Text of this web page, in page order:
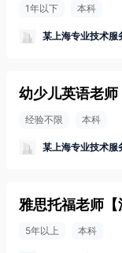
1年以下 本科
某上海专业技术服
幼少儿英语老师
经验不限 本科
某上海专业技术服
雅思托福老师 【
5年以上 本科